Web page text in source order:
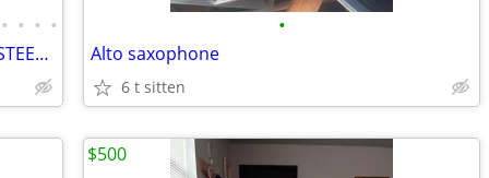
• • • •
METAL BUILDINGS CARPORT RV COVER STEEL GARAGE UTILITY SHED POLE BARN
•
Alto saxophone
6 t sitten
$500